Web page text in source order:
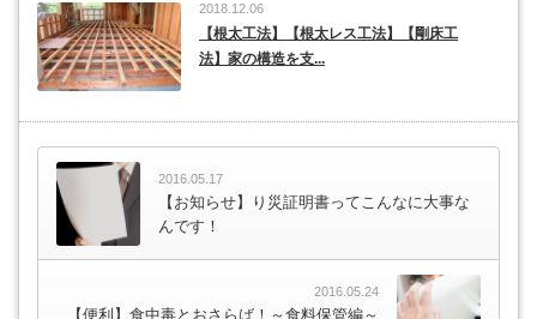
2018.12.06
【根太工法】【根太レス工法】【剛床工
法】家の構造を支...
2016.05.17
【お知らせ】り災証明書ってこんなに大事な
んです！
2016.05.24
【便利】食中毒とおさらば！～食料保管編～